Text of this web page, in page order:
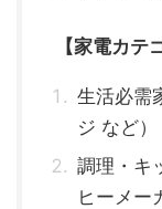
【家電カテ
生活必需
ジ など）
調理・キ
ヒーメー